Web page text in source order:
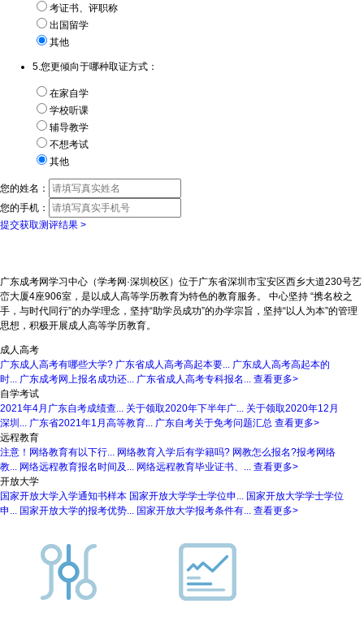
考证书、评职称
出国留学
其他
5.您更倾向于哪种取证方式：
在家自学
学校听课
辅导教学
不想考试
其他
您的姓名：
您的手机：
提交获取测评结果 >
广东成考网学习中心（学考网·深圳校区）位于广东省深圳市宝安区西乡大道230号艺
峦大厦4座906室，是以成人高等学历教育为特色的教育服务。 中心坚持 “携名校之
手，与时代同行”的办学理念，坚持“助学员成功”的办学宗旨，坚持“以人为本”的管理
思想，积极开展成人高等学历教育。
成人高考
广东成人高考有哪些大学? 广东省成人高考高起本要... 广东成人高考高起本的
时... 广东成考网上报名成功还... 广东省成人高考专科报名... 查看更多>
自学考试
2021年4月广东自考成绩查... 关于领取2020年下半年广... 关于领取2020年12月
深圳... 广东省2021年1月高等教育... 广东自考关于免考问题汇总 查看更多>
远程教育
注意！网络教育有以下行... 网络教育入学后有学籍吗? 网教怎么报名?报考网络
教... 网络远程教育报名时间及... 网络远程教育毕业证书、... 查看更多>
开放大学
国家开放大学入学通知书样本 国家开放大学学士学位申... 国家开放大学学士学位
申... 国家开放大学的报考优势... 国家开放大学报考条件有... 查看更多>